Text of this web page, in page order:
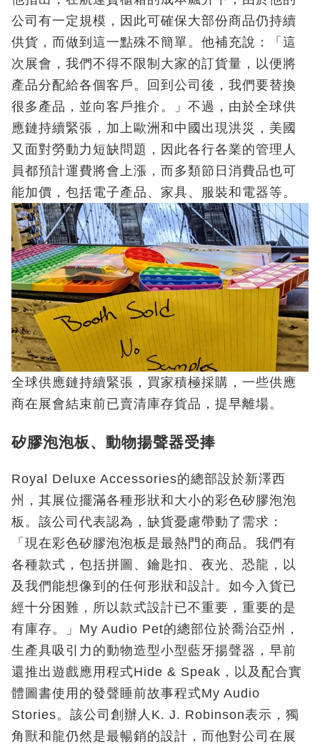
公司有一定規模，因此可確保大部份商品仍持續
供貨，而做到這一點殊不簡單。他補充說：「這
次展會，我們不得不限制大家的訂貨量，以便將
產品分配給各個客戶。回到公司後，我們要替換
很多產品，並向客戶推介。」不過，由於全球供
應鏈持續緊張，加上歐洲和中國出現洪災，美國
又面對勞動力短缺問題，因此各行各業的管理人
員都預計運費將會上漲，而多類節日消費品也可
能加價，包括電子產品、家具、服裝和電器等。
全球供應鏈持續緊張，買家積極採購，一些供應
商在展會結束前已賣清庫存貨品，提早離場。
矽膠泡泡板、動物揚聲器受捧
Royal Deluxe Accessories的總部設於新澤西
州，其展位擺滿各種形狀和大小的彩色矽膠泡泡
板。該公司代表認為，缺貨憂慮帶動了需求：
「現在彩色矽膠泡泡板是最熱門的商品。我們有
各種款式，包括拼圖、鑰匙扣、夜光、恐龍，以
及我們能想像到的任何形狀和設計。如今入貨已
經十分困難，所以款式設計已不重要，重要的是
有庫存。」My Audio Pet的總部位於喬治亞州，
生產具吸引力的動物造型小型藍牙揚聲器，早前
還推出遊戲應用程式Hide & Speak，以及配合實
體圖書使用的發聲睡前故事程式My Audio
Stories。該公司創辦人K. J. Robinson表示，獨
角獸和龍仍然是最暢銷的設計，而他對公司在展